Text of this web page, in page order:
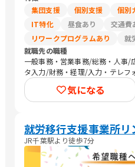
集団支援
個別支援 個別
IT特化
昼食あり 交通費
リワークプログラムあり
就
就職先の職種
一般事務・営業事務/総務・人事/
タ入力/財務・経理/入力・テレフ
ー/その他事務/梱包作業/検品/組
他営業/販売スタッフ・接客/バッ
売/編集者/Web制作/DTPオペレ
ンジニア/ネットワークエンジニ
ルプデスク/ヘルスキーパー/看護
備
気になる
就労移行支援事業所リ
JR千葉駅より徒歩7分